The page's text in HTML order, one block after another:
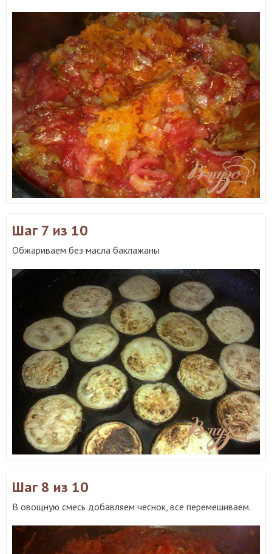
Шаг 7 из 10
Обжариваем без масла баклажаны
Шаг 8 из 10
В овощную смесь добавляем чеснок, все перемешиваем.